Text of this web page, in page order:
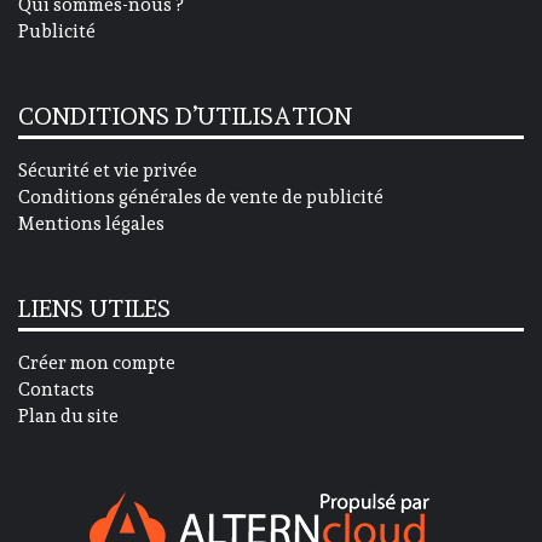
Qui sommes-nous ?
Publicité
CONDITIONS D’UTILISATION
Sécurité et vie privée
Conditions générales de vente de publicité
Mentions légales
LIENS UTILES
Créer mon compte
Contacts
Plan du site